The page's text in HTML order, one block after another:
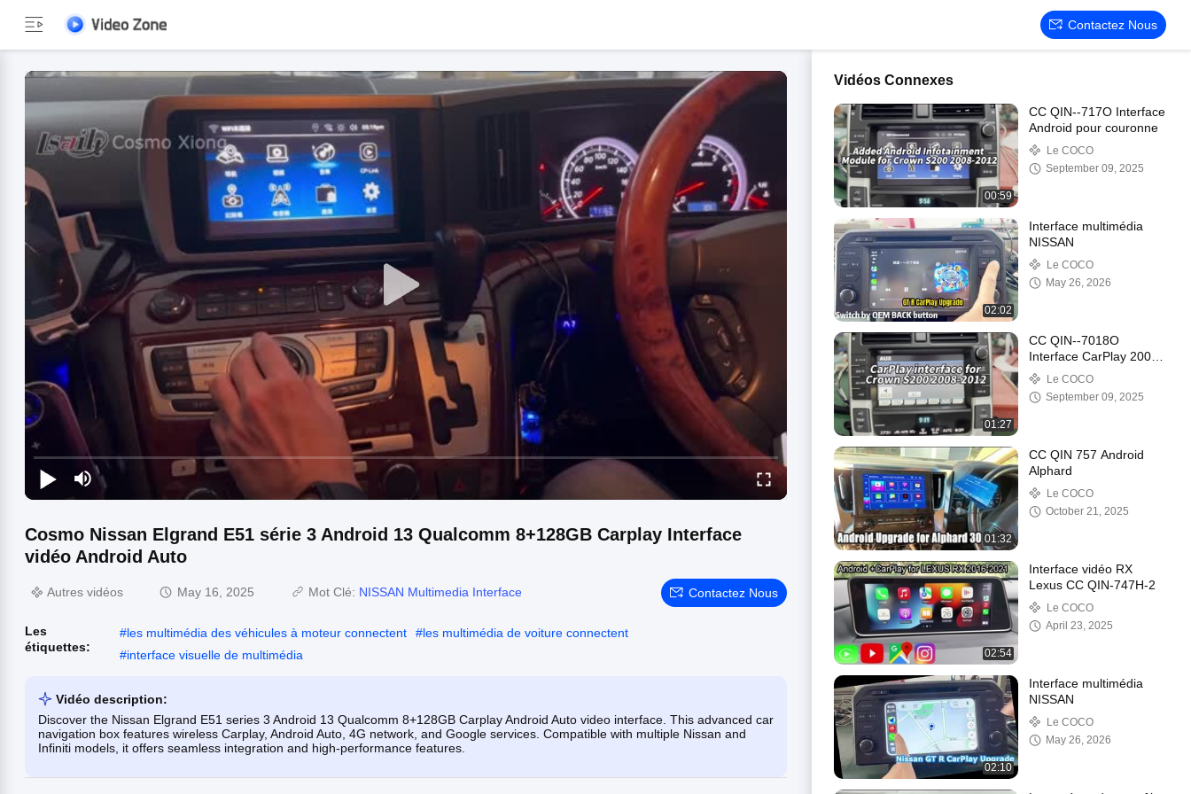
Contactez Nous
Cosmo Nissan Elgrand E51 série 3 Android 13 Qualcomm 8+128GB Carplay Interface
vidéo Android Auto
Autres vidéos May 16, 2025 Mot Clé: NISSAN Multimedia Interface Contactez Nous
Les
étiquettes:
#les multimédia des véhicules à moteur connectent #les multimédia de voiture connectent
#interface visuelle de multimédia
Vidéo description:
Discover the Nissan Elgrand E51 series 3 Android 13 Qualcomm 8+128GB Carplay Android Auto video interface. This advanced car
navigation box features wireless Carplay, Android Auto, 4G network, and Google services. Compatible with multiple Nissan and
Infiniti models, it offers seamless integration and high-performance features.
Vidéos Connexes
00:59
CC QIN--717O Interface
Android pour couronne
Le COCO
September 09, 2025
02:02
Interface multimédia
NISSAN
Le COCO
May 26, 2026
01:27
CC QIN--7018O
Interface CarPlay 2008-
12 Crown
Le COCO
September 09, 2025
01:32
CC QIN 757 Android
Alphard
Le COCO
October 21, 2025
02:54
Interface vidéo RX
Lexus CC QIN-747H-2
Le COCO
April 23, 2025
02:10
Interface multimédia
NISSAN
Le COCO
May 26, 2026